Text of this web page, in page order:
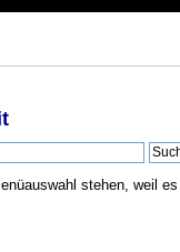
stehen, weil